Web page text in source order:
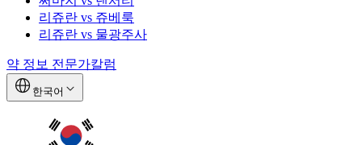
리쥬란 vs 쥬베룩
리쥬란 vs 물광주사
약 정보 전문가칼럼
한국어